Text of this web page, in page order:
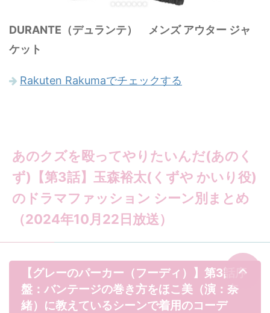
DURANTE（デュランテ） メンズ アウター ジャ
ケット
Rakuten Rakumaでチェックする
あのクズを殴ってやりたいんだ(あのく
ず)【第3話】玉森裕太(くずや かいり役)
のドラマファッション シーン別まとめ
（2024年10月22日放送）
【グレーのパーカー（フーディ）】第3話序
盤：バンテージの巻き方をほこ美（演：奈
緒）に教えているシーンで着用のコーデ